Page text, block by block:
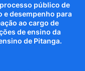
público de
e desempenho para
ao cargo de
de ensino da
de Pitanga.